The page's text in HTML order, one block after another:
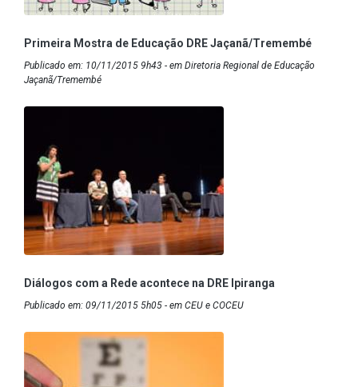
Primeira Mostra de Educação DRE Jaçanã/Tremembé
Publicado em: 10/11/2015 9h43 - em Diretoria Regional de Educação
Jaçanã/Tremembé
Diálogos com a Rede acontece na DRE Ipiranga
Publicado em: 09/11/2015 5h05 - em CEU e COCEU